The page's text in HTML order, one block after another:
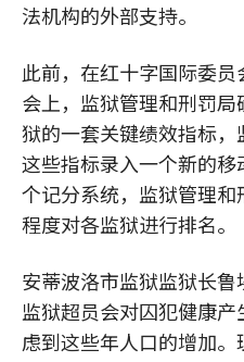
法机构的外部支持。
此前，在红十字国际委
会上，监狱管理和刑罚
狱的一套关键绩效指标
这些指标录入一个新的
个记分系统，监狱管理
程度对各监狱进行排名。
安蒂波洛市监狱监狱长
监狱超员会对囚犯健康
虑到这些年人口的增加